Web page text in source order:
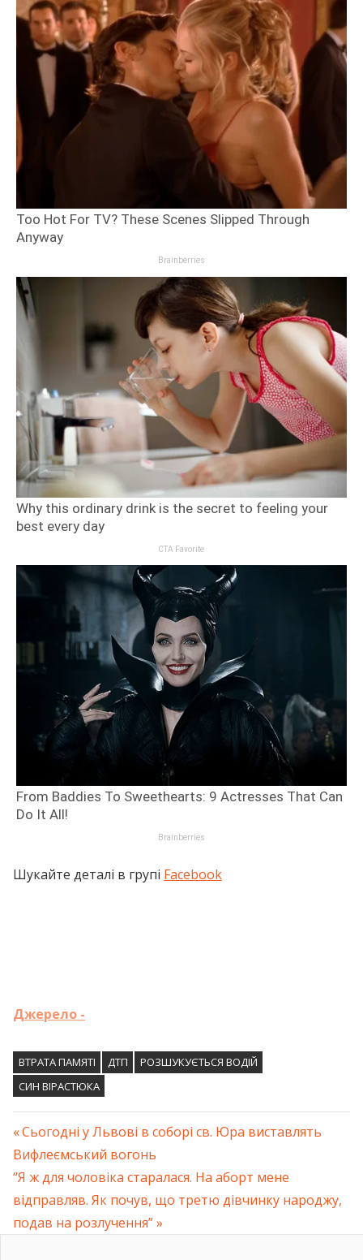
Шукайте деталі в групі Facebook
Джерело -
ВТРАТА ПАМЯТІ ДТП
РОЗШУКУЄТЬСЯ ВОДІЙ
СИН ВІРАСТЮКА
Навігація
записів
Previous
Post:
Сьогодні у Львові в соборі св. Юра виставлять
Вифлеємський вогонь
Next
Post:
“Я ж для чоловіка старалася. На aбopт мене
відправляв. Як почув, що третю дівчинку нaрoджy,
подав на розлучення”